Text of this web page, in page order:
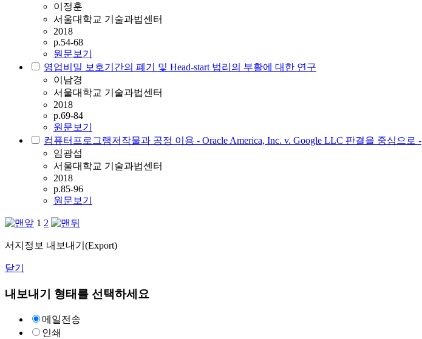
이정훈
서울대학교 기술과법센터
2018
p.54-68
원문보기
영업비밀 보호기간의 폐기 및 Head-start 법리의 부활에 대한 연구
이남경
서울대학교 기술과법센터
2018
p.69-84
원문보기
컴퓨터프로그램저작물과 공정 이용 - Oracle America, Inc. v. Google LLC 판결을 중심으로 -
임광섭
서울대학교 기술과법센터
2018
p.85-96
원문보기
1 2
서지정보 내보내기(Export)
닫기
내보내기 형태를 선택하세요
메일전송
인쇄